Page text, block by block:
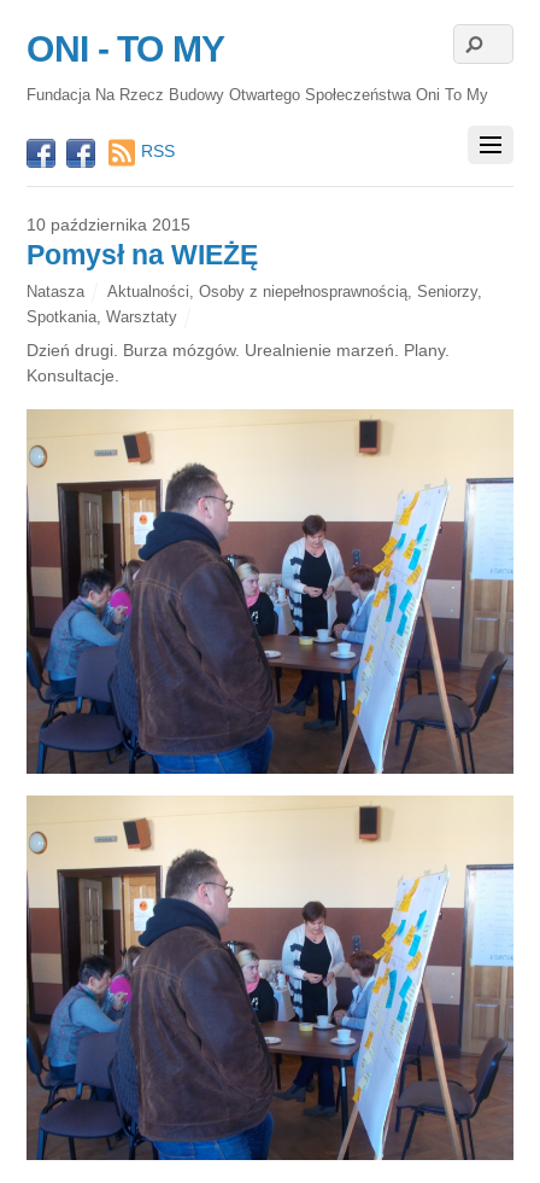
ONI - TO MY
Fundacja Na Rzecz Budowy Otwartego Społeczeństwa Oni To My
RSS
10 października 2015
Pomysł na WIEŻĘ
Natasza Aktualności Osoby z niepełnosprawnością Seniorzy,
Spotkania ,Warsztaty
Dzień drugi. Burza mózgów. Urealnienie marzeń. Plany.
Konsultacje.